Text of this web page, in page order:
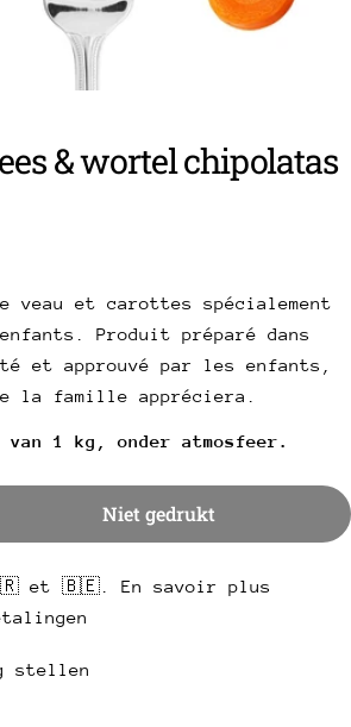
& wortel chipolatas
veau et carottes spécialement
Produit préparé dans
et approuvé par les enfants,
la famille appréciera.
1 kg, onder atmosfeer.
voor Mini kalfsvlees &
hoeveelheid voor Mini
Niet gedrukt
et 🇧🇪. En savoir plus
Kopie
stellen
een * zijn verplicht.
Stuur een vraag